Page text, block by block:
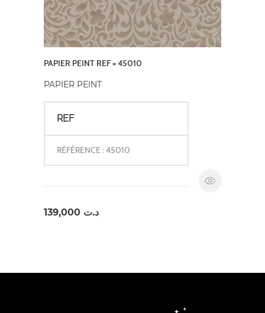
PAPIER PEINT REF = 45010
PAPIER PEINT
REF
RÉFÉRENCE : 45010
د.ت